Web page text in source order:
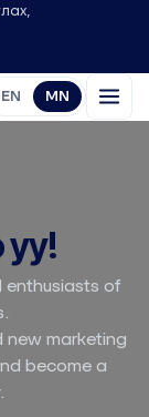
EN MN
уу!
enthusiasts of
new marketing
become a